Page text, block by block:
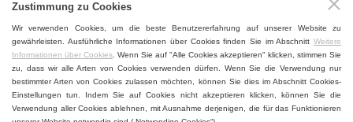
Identifikationsnummer:
GPS: 49°11'55.196"N, 16°37'19.559"E
Zustimmung zu Cookies
Wir verwenden Cookies, um die beste Benutzererfahrung auf unserer Website zu
gewährleisten. Ausführliche Informationen über Cookies finden Sie im Abschnitt Weitere
Informationen über Cookies . Wenn Sie auf "Alle Cookies akzeptieren" klicken, stimmen Sie
zu, dass wir alle Arten von Cookies verwenden dürfen. Wenn Sie die Verwendung nur
bestimmter Arten von Cookies zulassen möchten, können Sie dies im Abschnitt Cookies-
Einstellungen tun. Indem Sie auf Cookies nicht akzeptieren klicken, können Sie die
Verwendung aller Cookies ablehnen, mit Ausnahme derjenigen, die für das Funktionieren